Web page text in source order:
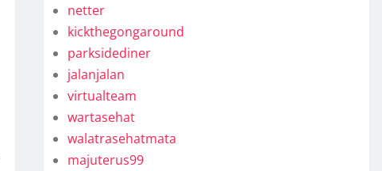
netter
kickthegongaround
parksidediner
jalanjalan
virtualteam
wartasehat
walatrasehatmata
majuterus99